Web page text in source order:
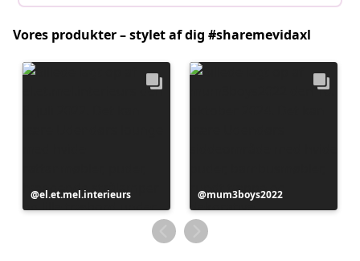
Vores produkter – stylet af dig #sharemevidaxl
Opslag
offentliggjort
el.et.mel.interieurs
Opslag
offentliggjort
af
mum3boys2022